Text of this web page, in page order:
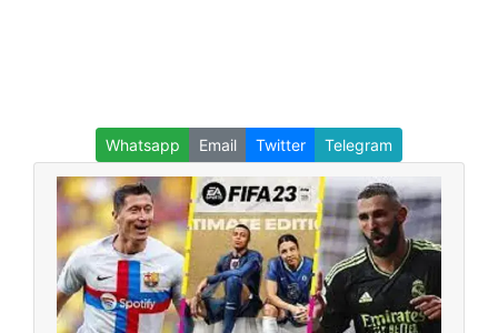
Whatsapp Email Twitter Telegram